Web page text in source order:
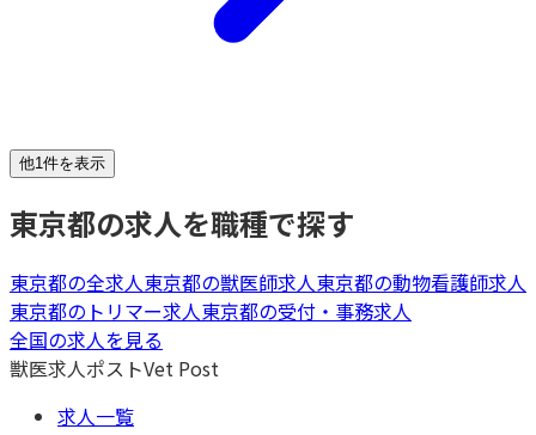
他1件を表示
東京都の求人を職種で探す
東京都の全求人東京都の獣医師求人東京都の動物看護師求人
東京都の トリマー求人東京都の受付・事務求人
全国の求人を見る
獣医求人ポストVet Post
求人一覧